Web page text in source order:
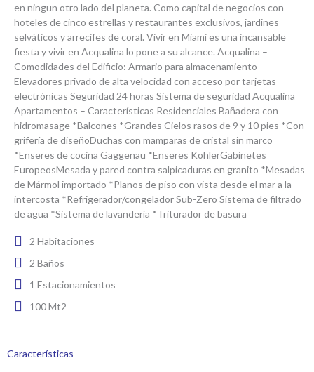
en ningun otro lado del planeta. Como capital de negocios con
hoteles de cinco estrellas y restaurantes exclusivos, jardines
selváticos y arrecifes de coral. Vivir en Miami es una incansable
fiesta y vivir en Acqualina lo pone a su alcance. Acqualina –
Comodidades del Edificio: Armario para almacenamiento
Elevadores privado de alta velocidad con acceso por tarjetas
electrónicas Seguridad 24 horas Sistema de seguridad Acqualina
Apartamentos – Características Residenciales Bañadera con
hidromasage *Balcones *Grandes Cielos rasos de 9 y 10 pies *Con
grifería de diseñoDuchas con mamparas de cristal sin marco
*Enseres de cocina Gaggenau *Enseres KohlerGabinetes
EuropeosMesada y pared contra salpicaduras en granito *Mesadas
de Mármol importado *Planos de piso con vista desde el mar a la
intercosta *Refrigerador/congelador Sub-Zero Sistema de filtrado
de agua *Sistema de lavandería *Triturador de basura
2 Habitaciones
2 Baños
1 Estacionamientos
100 Mt2
Características